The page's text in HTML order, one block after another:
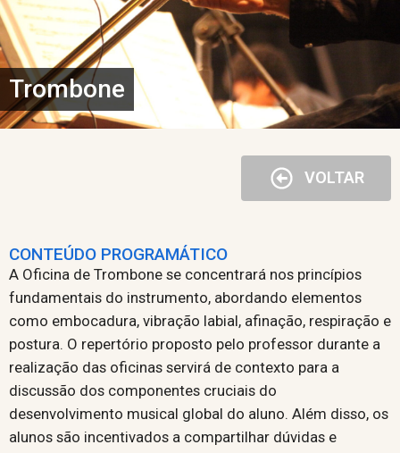
Trombone
VOLTAR
CONTEÚDO PROGRAMÁTICO
A Oficina de Trombone se concentrará nos princípios
fundamentais do instrumento, abordando elementos
como embocadura, vibração labial, afinação, respiração e
postura. O repertório proposto pelo professor durante a
realização das oficinas servirá de contexto para a
discussão dos componentes cruciais do
desenvolvimento musical global do aluno. Além disso, os
alunos são incentivados a compartilhar dúvidas e